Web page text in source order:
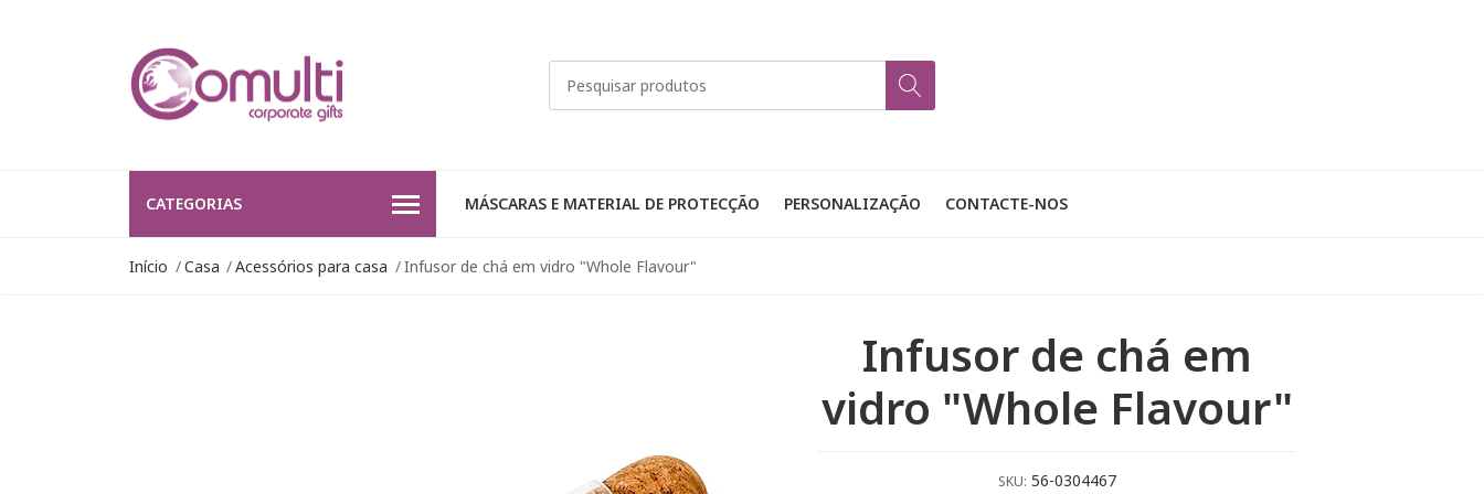
CATEGORIAS MÁSCARAS E MATERIAL DE PROTECÇÃO PERSONALIZAÇÃO CONTACTE-NOS
Início Casa Acessórios para casa Infusor de chá em vidro "Whole Flavour"
Infusor de chá em
vidro "Whole Flavour"
SKU: 56-0304467